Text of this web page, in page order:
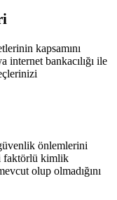
kapsamını
internet bankacılığı ile
önlemlerini
faktörlü kimlik
olup olmadığını